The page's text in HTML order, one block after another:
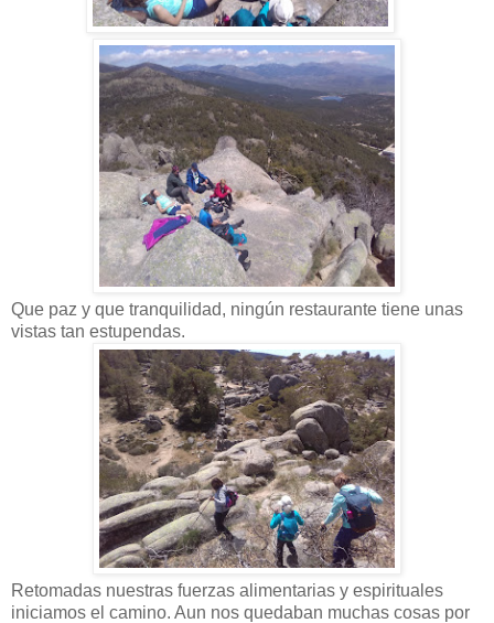
Que paz y que tranquilidad, ningún restaurante tiene unas
vistas tan estupendas.
Retomadas nuestras fuerzas alimentarias y espirituales
iniciamos el camino. Aun nos quedaban muchas cosas por